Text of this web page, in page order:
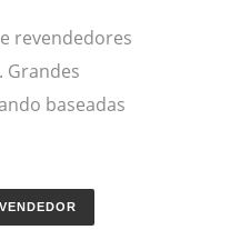
revendedores
Grandes
baseadas